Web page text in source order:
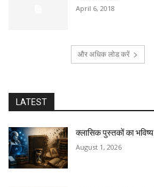
April 6, 2018
और अधिक लोड करें
LATEST
क्लासिक पुस्तकों का भविष्य..
August 1, 2026